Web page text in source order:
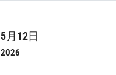
5月12日
2026